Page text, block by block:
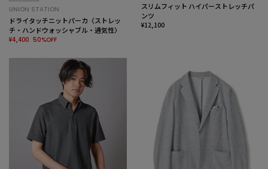
UNION STATION
ドライタッチニットパーカ〈ストレッ
チ・ハンドウォッシャブル・通気性〉
¥4,400 50%OFF
スリムフィット ハイパーストレッチパ
ンツ
¥12,100